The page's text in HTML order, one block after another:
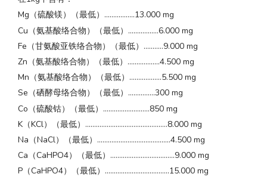
Mg（硫酸镁）（最低）.................13.000 mg
Cu（氨基酸络合物）（最低）.................6.000 mg
Fe（甘氨酸亚铁络合物）（最低）...........9.000 mg
Zn（氨基酸络合物）（最低）..................4.500 mg
Mn（氨基酸络合物）（最低）..................5.500 mg
Se（硒酵母络合物）（最低）...............300 mg
Co（硫酸钴）（最低）..........................850 mg
K（KCl）（最低）..............................................8.000 mg
Na（NaCl）（最低）.........................................4.500 mg
Ca（CaHPO4）（最低）....................................9.000 mg
P（CaHPO4）（最低）....................................15.000 mg